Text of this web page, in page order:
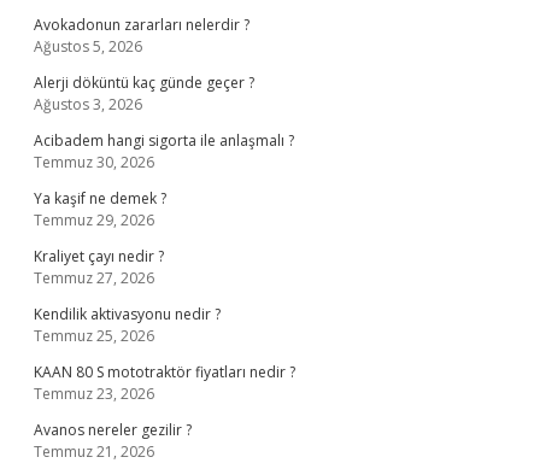
Avokadonun zararları nelerdir ?
Ağustos 5, 2026
Alerji döküntü kaç günde geçer ?
Ağustos 3, 2026
Acibadem hangi sigorta ile anlaşmalı ?
Temmuz 30, 2026
Ya kaşif ne demek ?
Temmuz 29, 2026
Kraliyet çayı nedir ?
Temmuz 27, 2026
Kendilik aktivasyonu nedir ?
Temmuz 25, 2026
KAAN 80 S mototraktör fiyatları nedir ?
Temmuz 23, 2026
Avanos nereler gezilir ?
Temmuz 21, 2026